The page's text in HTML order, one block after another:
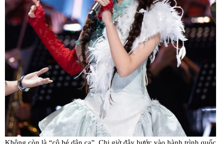
Không còn là “cô bé dân ca”, Chi giờ đây bước vào hành trình quốc